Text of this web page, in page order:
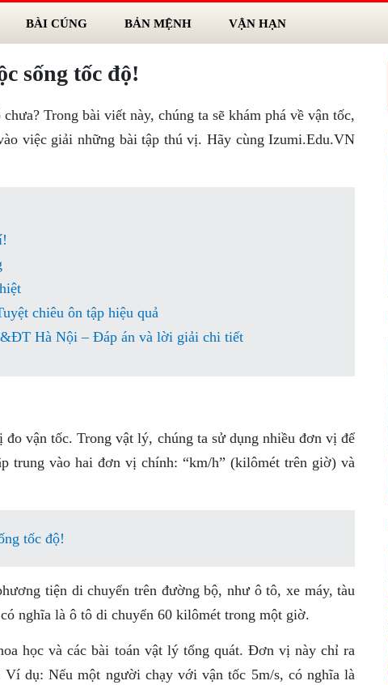
BÀI CÚNG BẢN MỆNH VẬN HẠN
sống tốc độ!
Trong bài viết này, chúng ta sẽ khám phá về vận tốc,
việc giải những bài tập thú vị. Hãy cùng Izumi.Edu.VN
chiêu ôn tập hiệu quả
Hà Nội – Đáp án và lời giải chi tiết
vận tốc. Trong vật lý, chúng ta sử dụng nhiều đơn vị để
trung vào hai đơn vị chính: “km/h” (kilômét trên giờ) và
tốc độ!
tiện di chuyển trên đường bộ, như ô tô, xe máy, tàu
nghĩa là ô tô di chuyển 60 kilômét trong một giờ.
học và các bài toán vật lý tổng quát. Đơn vị này chỉ ra
dụ: Nếu một người chạy với vận tốc 5m/s, có nghĩa là